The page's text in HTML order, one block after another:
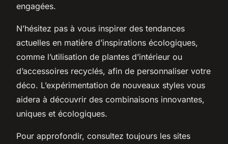
engagées.
N’hésitez pas à vous inspirer des tendances
actuelles en matière d’inspirations écologiques,
comme l’utilisation de plantes d’intérieur ou
d’accessoires recyclés, afin de personnaliser votre
déco. L’expérimentation de nouveaux styles vous
aidera à découvrir des combinaisons innovantes,
uniques et écologiques.
Pour approfondir, consultez toujours les sites